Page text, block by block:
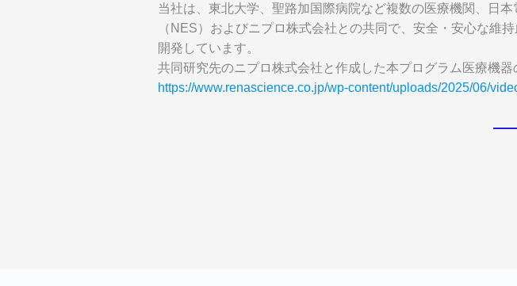
当社は、東北大学、聖路加国際病院など複数の医療機関、日
（NES）およびニプロ株式会社との共同で、安全・安心な維
開発しています。
共同研究先のニプロ株式会社と作成した本プログラム医療機
https://www.renascience.co.jp/wp-content/uploads/2025/06/